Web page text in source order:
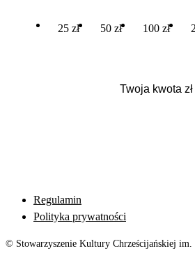
25 zł 50 zł 100 zł
Regulamin
Polityka prywatności
© Stowarzyszenie Kultury Chrześcijańskiej im.